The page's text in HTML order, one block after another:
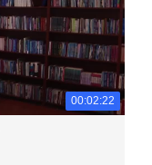
00:02:22